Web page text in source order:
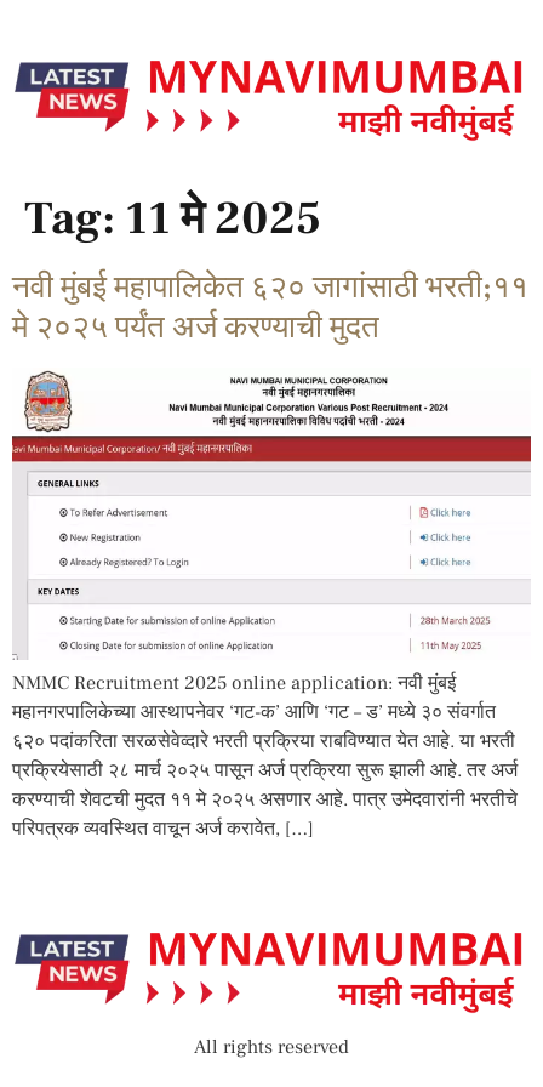
Tag: 11 मे 2025
नवी मुंबई महापालिकेत ६२० जागांसाठी भरती;११
मे २०२५ पर्यंत अर्ज करण्याची मुदत
NMMC Recruitment 2025 online application: नवी मुंबई
महानगरपालिकेच्या आस्थापनेवर ‘गट-क’ आणि ‘गट – ड’ मध्ये ३० संवर्गात
६२० पदांकरिता सरळसेवेव्दारे भरती प्रक्रिया राबविण्यात येत आहे. या भरती
प्रक्रियेसाठी २८ मार्च २०२५ पासून अर्ज प्रक्रिया सुरू झाली आहे. तर अर्ज
करण्याची शेवटची मुदत ११ मे २०२५ असणार आहे. पात्र उमेदवारांनी भरतीचे
परिपत्रक व्यवस्थित वाचून अर्ज करावेत, […]
All rights reserved